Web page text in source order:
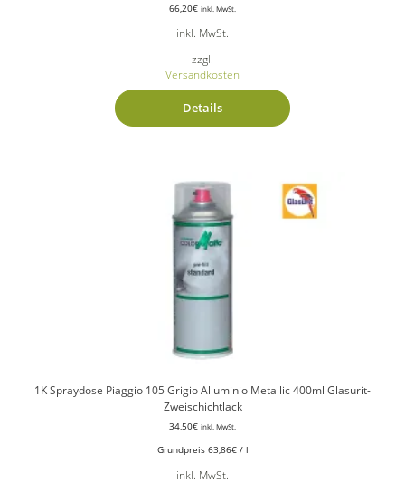
66,20€ inkl. MwSt.
inkl. MwSt.
zzgl.
Versandkosten
Details
1K Spraydose Piaggio 105 Grigio Alluminio Metallic 400ml Glasurit-
Zweischichtlack
34,50€ inkl. MwSt.
Grundpreis 63,86€/ l
inkl. MwSt.